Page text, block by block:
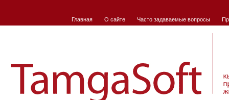
Главная О сайте Часто задаваемые вопросы